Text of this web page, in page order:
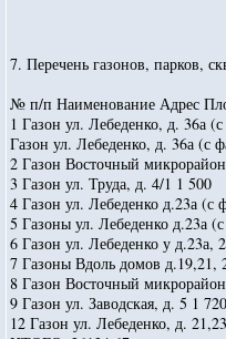
7. Перечень газонов, парков,
№ п/п Наименование Адрес
1 Газон ул. Лебеденко, д. 36а
Газон ул. Лебеденко, д. 36а (с
2 Газон Восточный
3 Газон ул. Труда, д. 4/1 1 500
4 Газон ул. Лебеденко д.23а (с
5 Газоны ул. Лебеденко д.23а
6 Газон ул. Лебеденко у д.23а,
7 Газоны Вдоль домов д.19,21,
8 Газон Восточный
9 Газон ул. Заводская, д. 5 1 720
12 Газон ул. Лебеденко, д.